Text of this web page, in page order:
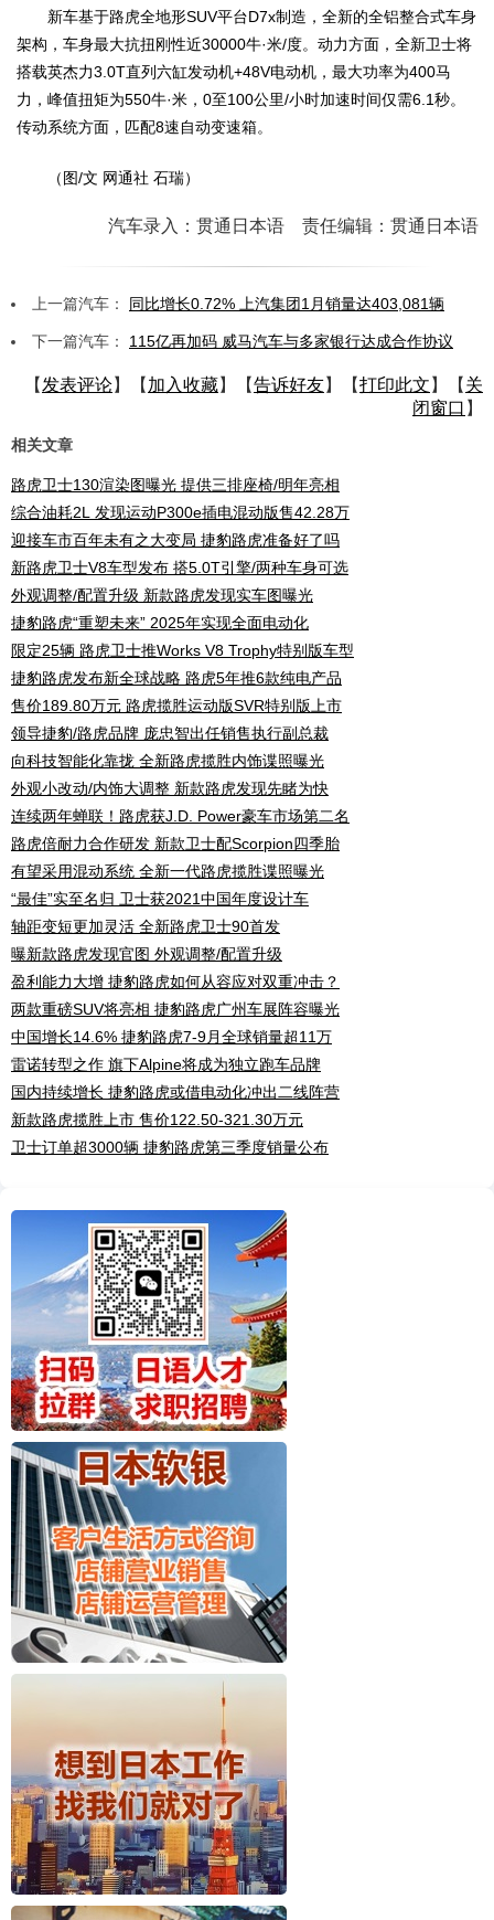
新车基于路虎全地形SUV平台D7x制造，全新的全铝整合式车身
架构，车身最大抗扭刚性近30000牛·米/度。动力方面，全新卫士将
搭载英杰力3.0T直列六缸发动机+48V电动机，最大功率为400马
力，峰值扭矩为550牛·米，0至100公里/小时加速时间仅需6.1秒。
传动系统方面，匹配8速自动变速箱。
（图/文 网通社 石瑞）
汽车录入：贯通日本语 责任编辑：贯通日本语
上一篇汽车： 同比增长0.72% 上汽集团1月销量达403,081辆
下一篇汽车： 115亿再加码 威马汽车与多家银行达成合作协议
【 发表评论】【 加入收藏】【告诉好友】【打印此文 】【 关
闭窗口 】
相关文章
路虎卫士130渲染图曝光 提供三排座椅/明年亮相
综合油耗2L 发现运动P300e插电混动版售42.28万
迎接车市百年未有之大变局 捷豹路虎准备好了吗
新路虎卫士V8车型发布 搭5.0T引擎/两种车身可选
外观调整/配置升级 新款路虎发现实车图曝光
捷豹路虎“重塑未来” 2025年实现全面电动化
限定25辆 路虎卫士推Works V8 Trophy特别版车型
捷豹路虎发布新全球战略 路虎5年推6款纯电产品
售价189.80万元 路虎揽胜运动版SVR特别版上市
领导捷豹/路虎品牌 庞忠智出任销售执行副总裁
向科技智能化靠拢 全新路虎揽胜内饰谍照曝光
外观小改动/内饰大调整 新款路虎发现先睹为快
连续两年蝉联！路虎获J.D. Power豪车市场第二名
路虎倍耐力合作研发 新款卫士配Scorpion四季胎
有望采用混动系统 全新一代路虎揽胜谍照曝光
“最佳”实至名归 卫士获2021中国年度设计车
轴距变短更加灵活 全新路虎卫士90首发
曝新款路虎发现官图 外观调整/配置升级
盈利能力大增 捷豹路虎如何从容应对双重冲击？
两款重磅SUV将亮相 捷豹路虎广州车展阵容曝光
中国增长14.6% 捷豹路虎7-9月全球销量超11万
雷诺转型之作 旗下Alpine将成为独立跑车品牌
国内持续增长 捷豹路虎或借电动化冲出二线阵营
新款路虎揽胜上市 售价122.50-321.30万元
卫士订单超3000辆 捷豹路虎第三季度销量公布